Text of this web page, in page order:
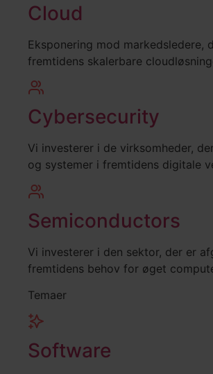
Cloud
Eksponering mod markedsledere,
fremtidens skalerbare
Cybersecurity
Vi investerer i de virksomheder,
og systemer i fremtidens digitale
Semiconductors
Vi investerer i den sektor, der er
fremtidens behov for øget
Temaer
Software